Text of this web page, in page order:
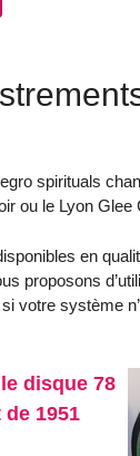
spirituals
ou le Lyon Glee
en
proposons
votre système
disque 78
1951